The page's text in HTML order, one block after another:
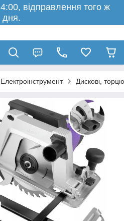
відправлення того ж
дня.
Електроінструмент Дискові,